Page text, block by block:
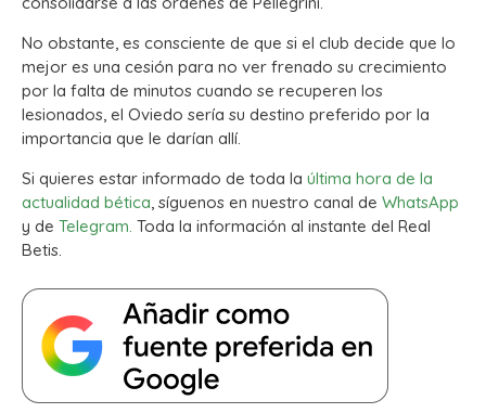
No obstante, es consciente de que si el club decide que lo
mejor es una cesión para no ver frenado su crecimiento
por la falta de minutos cuando se recuperen los
lesionados, el Oviedo sería su destino preferido por la
importancia que le darían allí.
Si quieres estar informado de toda la última hora de la
actualidad bética, síguenos en nuestro canal de WhatsApp
y de Telegram. Toda la información al instante del Real
Betis.